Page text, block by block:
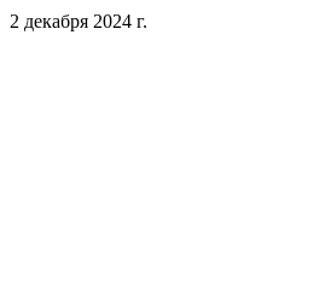
2 декабря 2024 г.